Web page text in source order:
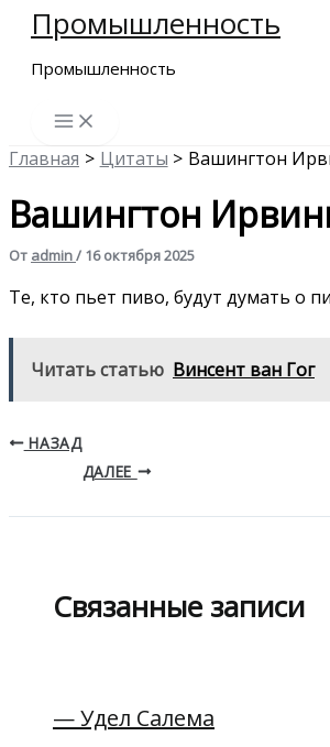
Перейти
содержимому
Промышленность
Промышленность
Главная Цитаты Вашингтон
Вашингтон
От admin/ 16 октября 2025
Те, кто пьет пиво, будут думать о
Читать статью Винсент ван Гог
НАЗАД
ДАЛЕЕ
Связанные записи
— Удел Салема